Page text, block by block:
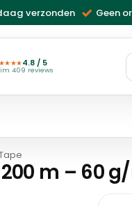
verzonden Geen
4.8 / 5
409 reviews
m – 60